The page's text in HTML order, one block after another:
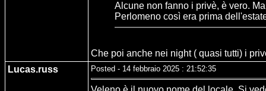
Alcune non fanno i privè, è vero.
Perlomeno così era prima
Che poi anche nei night ( quasi tutti) i
Lucas.russ
Posted - 14 febbraio 2025 : 21:52:35